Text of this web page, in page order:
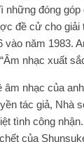
những đóng
đề cử cho giải
vào năm 1983.
nhạc xuất
âm nhạc của
tác giả, Nhà
tình công
của